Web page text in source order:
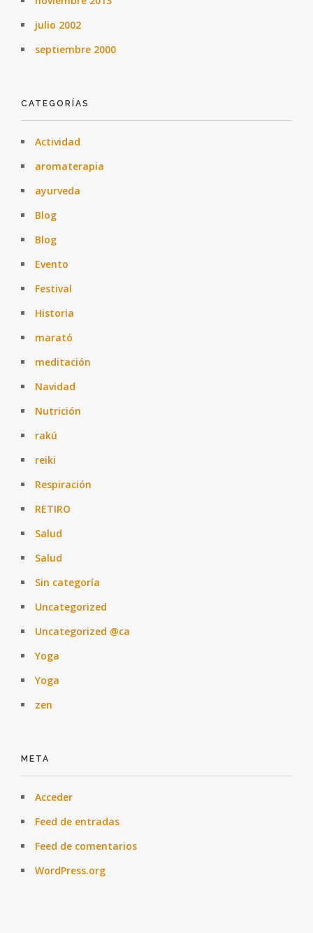
julio 2002
septiembre 2000
CATEGORÍAS
Actividad
aromaterapia
ayurveda
Blog
Blog
Evento
Festival
Historia
marató
meditación
Navidad
Nutrición
rakú
reiki
Respiración
RETIRO
Salud
Salud
Sin categoría
Uncategorized
Uncategorized @ca
Yoga
Yoga
zen
META
Acceder
Feed de entradas
Feed de comentarios
WordPress.org